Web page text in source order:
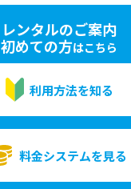
レンタルのご案内
初めての方はこちら
利用方法を知る
料金システムを見る